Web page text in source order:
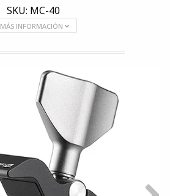
SKU: MC-40
MÁS INFORMACIÓN